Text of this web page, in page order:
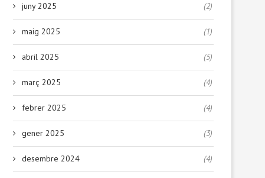
juny 2025 (2)
maig 2025 (1)
abril 2025 (5)
març 2025 (4)
febrer 2025 (4)
gener 2025 (3)
desembre 2024 (4)